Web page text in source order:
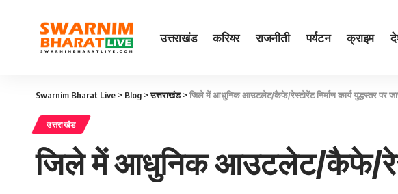
उत्तराखंड करियर राजनीती पर्यटन क्राइम
Swarnim Bharat Live > Blog >उत्तराखंड>जिले में आधुनिक आउटलेट/कैफे/रेस्टोरेंट निर्माण कार्य युद्धस्तर पर
उत्तराखंड
जिले में आधुनिक आउटलेट/कैफे/